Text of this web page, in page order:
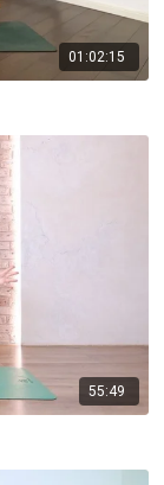
01:02:15
55:49